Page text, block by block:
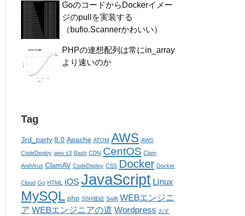
GoのコードからDockerイメー
ジのpullを実装する
（bufio.Scannerかわいい）
PHPの連想配列は常にin_array
より速いのか
Tag
3rd_party 8.0 Apache ATOM AWS AWS
CodeDeploy aws s3 Bash CDN CentOS Clam
AntiVirus ClamAV CodeDeploy CSS Docker Docker
Cloud Go HTML iOS JavaScript Linux
MySQL php SSH接続 Swift WEBエンジニ
ア WEBエンジニアの道 Wordpress おす